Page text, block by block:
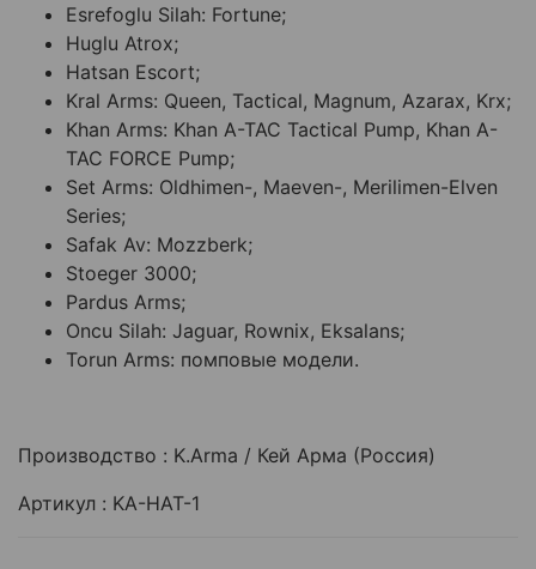
Esrefoglu Silah: Fortune;
Huglu Atrox;
Hatsan Escort;
Kral Arms: Queen, Tactical, Magnum, Azarax, Krx;
Khan Arms: Khan A-TAC Tactical Pump, Khan A-
TAC FORCE Pump;
Set Arms: Oldhimen-, Maeven-, Merilimen-Elven
Series;
Safak Av: Mozzberk;
Stoeger 3000;
Pardus Arms;
Oncu Silah: Jaguar, Rownix, Eksalans;
Torun Arms: помповые модели.
Производство : K.Arma / Кей Арма (Россия)
Артикул : KA-HAT-1